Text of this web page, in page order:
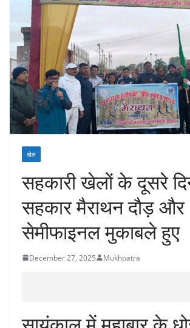
खेल
सहकारी खेलों के दूसरे
सहकार मैराथन दौड़ और
सेमीफाइनल मुकाबले हुए
December 27, 2025 Mukhpatra